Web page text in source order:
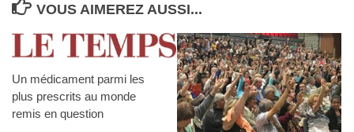
VOUS AIMEREZ AUSSI...
Un médicament parmi les
plus prescrits au monde
remis en question